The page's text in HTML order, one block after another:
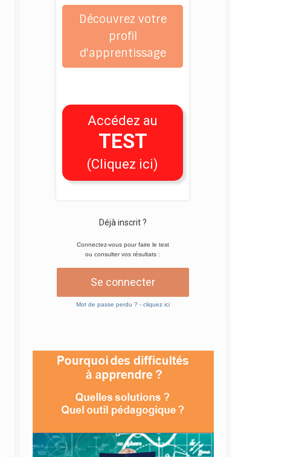
Découvrez votre
profil
d'apprentissage
Accédez au
TEST
(Cliquez ici)
Déjà inscrit ?
Connectez-vous pour faire le test
ou consulter vos résultats :
Se connecter
Mot de passe perdu ? - cliquez ici